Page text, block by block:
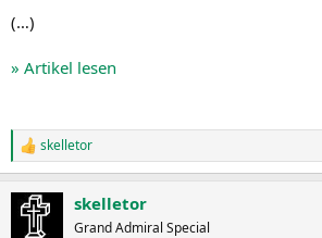
(…)
» Artikel lesen
R
e
k
t
skelletor
skelletor
Grand Admiral Special